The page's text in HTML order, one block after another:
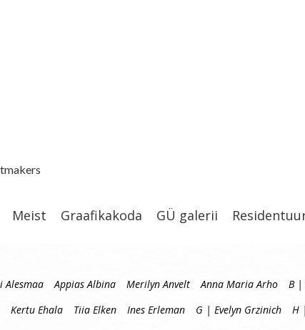
Meist Graafikakoda GÜ galerii
Alesmaa Appias Albina Merilyn Anvelt Anna Maria Arho B |
Kertu Ehala Tiia Elken Ines Erleman G | Evelyn Grzinich H